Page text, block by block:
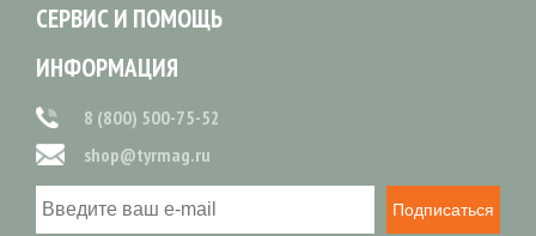
СЕРВИС И ПОМОЩЬ
ИНФОРМАЦИЯ
8 (800) 500-75-52
shop@tyrmag.ru
Подписаться